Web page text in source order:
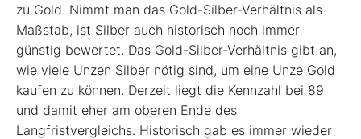
zu Gold. Nimmt man das Gold-Silber-Verhältnis als
Maßstab, ist Silber auch historisch noch immer
günstig bewertet. Das Gold-Silber-Verhältnis gibt an,
wie viele Unzen Silber nötig sind, um eine Unze Gold
kaufen zu können. Derzeit liegt die Kennzahl bei 89
und damit eher am oberen Ende des
Langfristvergleichs. Historisch gab es immer wieder